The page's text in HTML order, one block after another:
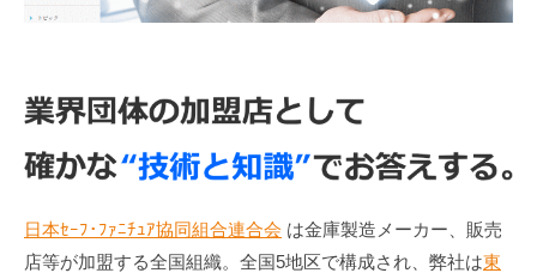
日本ｾｰﾌ･ﾌｧﾆﾁｭｱ協同組合連合会 は金庫製造メーカー、販売
店等が加盟する全国組織。全国5地区で構成され、弊社は東